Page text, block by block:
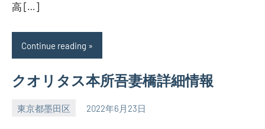
高 […]
Continue reading
クオリタス本所吾妻橋詳細情報
東京都墨田区 2022年6月23日
SEZIMO